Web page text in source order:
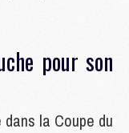
pour son
la Coupe du